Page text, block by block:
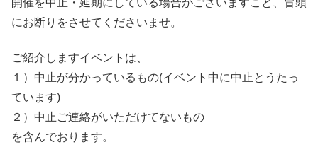
にお断りをさせてくださいませ。
ご紹介しますイベントは、
１）中止が分かっているもの(イベント中に中止とうたっ
ています)
２）中止ご連絡がいただけてないもの
を含んでおります。